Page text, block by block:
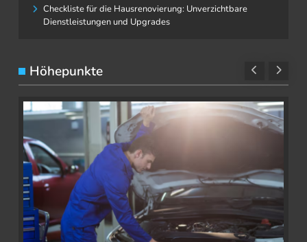
Checkliste für die Hausrenovierung: Unverzichtbare
Dienstleistungen und Upgrades
Höhepunkte